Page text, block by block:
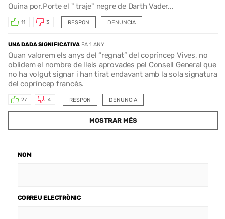
Quina por.Porte el " traje" negre de Darth Vader...
RESPON
11 3 DENUNCIA
UNA DADA SIGNIFICATIVA FA 1 ANY
Quan valorem els anys del “regnat” del copríncep Vives, no
oblidem el nombre de lleis aprovades pel Consell General que
no ha volgut signar i han tirat endavant amb la sola signatura
del copríncep francès.
RESPON
27 4 DENUNCIA
MOSTRAR MÉS
NOM
CORREU ELECTRÒNIC